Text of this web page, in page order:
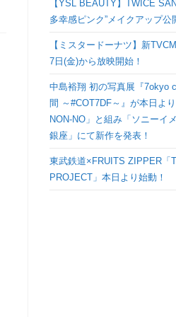
【YSL BEAUTY】TWICE
多幸感ピンク”メイクアップ公
【ミスタードーナツ】新
7日(金)から放映開始！
中島裕翔 初の写真展『7okyo
間 ～#COT7DF～』が本日よ
NON-NO」と組み「ソニーイ
銀座」にて新作を発表！
東武鉄道×FRUITS ZIPPER「
PROJECT」本日より始動！